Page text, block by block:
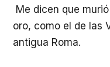
Me dicen que
oro, como el de las
antigua Roma.